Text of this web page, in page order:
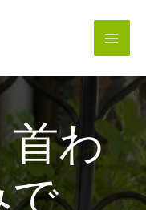
わ
で